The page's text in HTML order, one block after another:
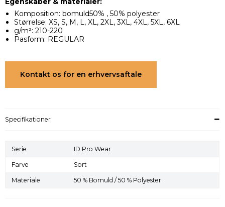
Komposition: bomuld50% , 50% polyester
Størrelse: XS, S, M, L, XL, 2XL, 3XL, 4XL, 5XL, 6XL
g/m²: 210-220
Pasform: REGULAR
Kontakt os for en erhvervsaftale
Specifikationer
Serie ID Pro Wear
Farve Sort
Materiale 50 % Bomuld / 50 % Polyester